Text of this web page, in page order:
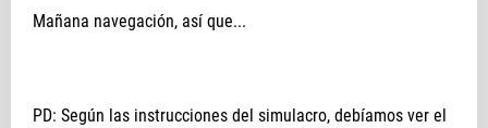
Mañana navegación, así que...
PD: Según las instrucciones del simulacro, debíamos ver el